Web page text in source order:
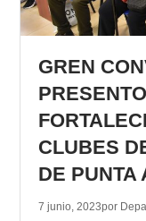
GREN
CLUBES
DE PUNTA
7 junio, 2023por